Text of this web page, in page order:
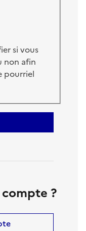
si vous
non afin
pourriel
?